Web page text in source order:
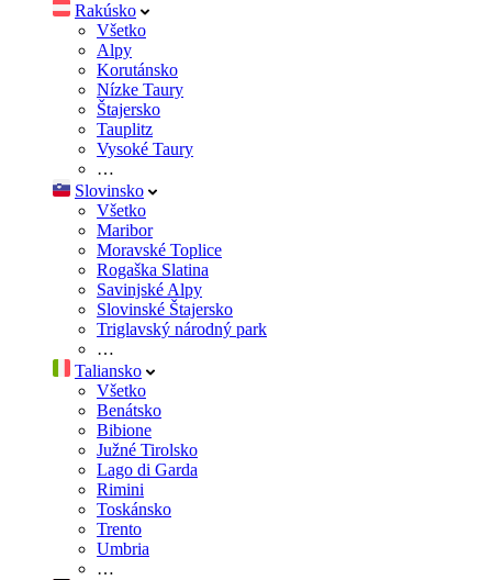
Rakúsko
Všetko
Alpy
Korutánsko
Nízke Taury
Štajersko
Tauplitz
Vysoké Taury
…
Slovinsko
Všetko
Maribor
Moravské Toplice
Rogaška Slatina
Savinjské Alpy
Slovinské Štajersko
Triglavský národný park
…
Taliansko
Všetko
Benátsko
Bibione
Južné Tirolsko
Lago di Garda
Rimini
Toskánsko
Trento
Umbria
…